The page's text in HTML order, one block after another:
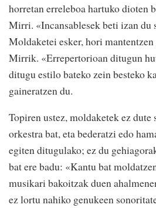
horretan erreleboa hartuko dioten
Mirri. «Incansablesek beti izan du
Moldaketei esker, hori
Mirrik. «Errepertorioan ditugun
ditugu estilo bateko zein besteko
gaineratzen du.
Topiren ustez, moldaketek ez
orkestra bat, eta bederatzi edo
egiten ditugulako; ez du
bat ere badu: «Kantu bat
musikari bakoitzak duen
ez lortu nahiko genukeen